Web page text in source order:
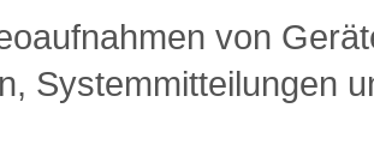
von
Systemmitteilungen